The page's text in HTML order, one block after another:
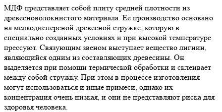
МДФ представляет собой плиту средней плотности из
древесноволокнистого материала. Ее производство основано
на мелкодисперсной древесной стружке, которую в
специально созданных условиях и при высокой температуре
прессуют. Связующим звеном выступает вещество лигнин,
являющийся одним из составляющих древесины. Он
выделяется при помощи термической обработки и склеивает
между собой стружку. При этом в процессе изготовления
могут использоваться и иные примеси, однако их
концентрация очень низкая, и они не представляют риска для
здоровья человека.